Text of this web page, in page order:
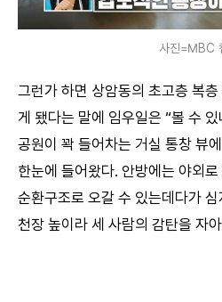
사진=MBC
그런가 하면 상암동의 초고층 복
게 됐다는 말에 임우일은 “볼 수
공원이 꽉 들어차는 거실 통창 뷰
한눈에 들어왔다. 안방에는 야외
순환구조로 오갈 수 있는데다가
천장 높이라 세 사람의 감탄을 자